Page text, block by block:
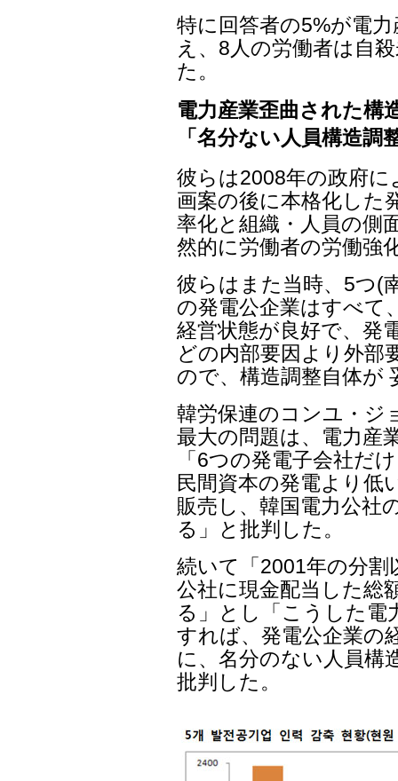
特に回答者の5%が電
え、8人の労働者は自
た。
電力産業歪曲された構
「名分ない人員構造調
彼らは2008年の政府に
画案の後に本格化した
率化と組織・人員の側
然的に労働者の労働強
彼らはまた当時、5つ(
の発電公企業はすべて
経営状態が良好で、発
どの内部要因より外部
ので、構造調整自体が
韓労保連のコンユ・ジ
最大の問題は、電力産
「6つの発電子会社だ
民間資本の発電より低
販売し、韓国電力公社
る」と批判した。
続いて「2001年の分割
公社に現金配当した総
る」とし「こうした電
すれば、発電公企業の
に、名分のない人員構
批判した。